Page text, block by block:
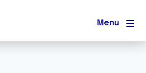
Menu